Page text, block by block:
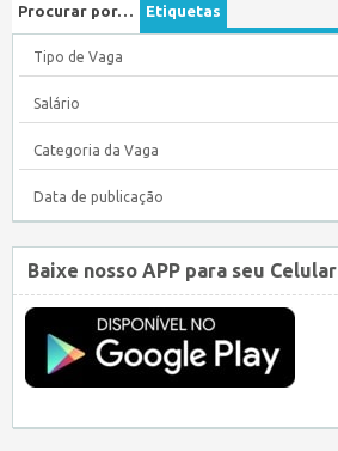
Procurar por… Etiquetas
Tipo de Vaga
Salário
Categoria da Vaga
Data de publicação
Baixe nosso APP para seu Celular